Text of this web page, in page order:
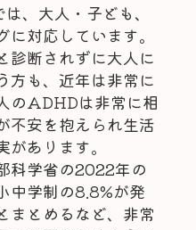
、大人・子ども、
対応しています。
診断されずに大人に
方も、近年は非常に
のADHDは非常に相
不安を抱えられ生活
あります。
科学省の2022年の
中学制の8.8%が発
まとめるなど、非常